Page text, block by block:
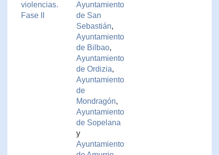
violencias.
Fase II
Ayuntamiento
de San
Sebastián,
Ayuntamiento
de Bilbao,
Ayuntamiento
de Ordizia,
Ayuntamiento
de
Mondragón,
Ayuntamiento
de Sopelana
y
Ayuntamiento